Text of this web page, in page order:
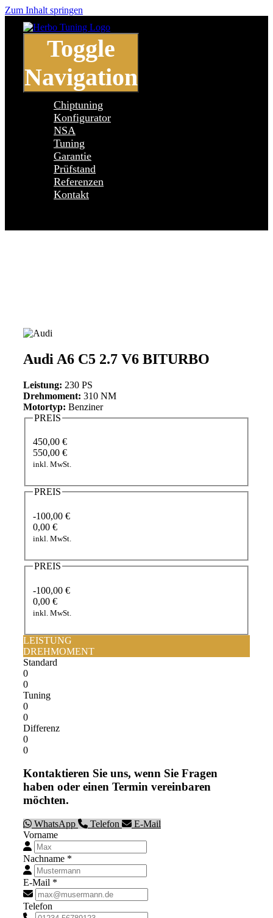
Zum Inhalt springen
Toggle
Navigation
Chiptuning
Konfigurator
NSA
Tuning
Garantie
Prüfstand
Referenzen
Kontakt
Audi A6 C5 2.7 V6 BITURBO
Leistung: 230 PS
Drehmoment: 310 NM
Motortyp: Benziner
PREIS
450,00 €
550,00 €
inkl. MwSt.
PREIS
-100,00 €
0,00 €
inkl. MwSt.
PREIS
-100,00 €
0,00 €
inkl. MwSt.
LEISTUNG
DREHMOMENT
Standard
0
0
Tuning
0
0
Differenz
0
0
Kontaktieren Sie uns, wenn Sie Fragen
haben oder einen Termin vereinbaren
möchten.
WhatsApp Telefon
E-Mail
Vorname
Nachname *
E-Mail *
Telefon